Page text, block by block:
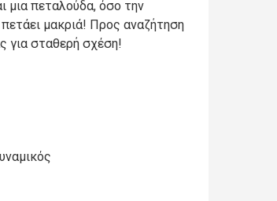
μια πεταλούδα, όσο την
μακριά! Προς αναζήτηση
για σταθερή σχέση!